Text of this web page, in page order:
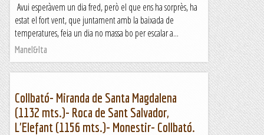
Avui esperàvem un dia fred, però el que ens ha sorprès, ha
estat el fort vent, que juntament amb la baixada de
temperatures, feia un dia no massa bo per escalar a...
Manel&Ita
Collbató- Miranda de Santa Magdalena
(1132 mts.)- Roca de Sant Salvador,
L'Elefant (1156 mts.)- Monestir- Collbató.